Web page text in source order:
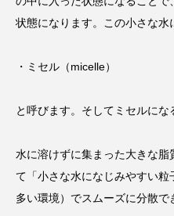
状態になります。この小さな
・ミセル（micelle）
と呼びます。そしてミセルにな
水に溶けずに集まった大きな
て「小さな水になじみやすい
多い環境）でスムーズに分散で